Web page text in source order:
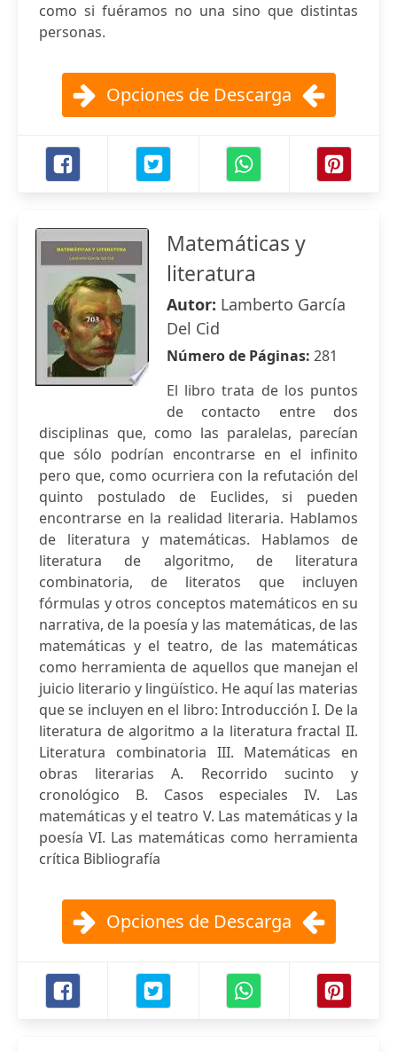
como si fuéramos no una sino que distintas
personas.
Opciones de Descarga
Matemáticas y
literatura
Autor: Lamberto García
Del Cid
Número de Páginas: 281
El libro trata de los puntos
de contacto entre dos
disciplinas que, como las paralelas, parecían
que sólo podrían encontrarse en el infinito
pero que, como ocurriera con la refutación del
quinto postulado de Euclides, si pueden
encontrarse en la realidad literaria. Hablamos
de literatura y matemáticas. Hablamos de
literatura de algoritmo, de literatura
combinatoria, de literatos que incluyen
fórmulas y otros conceptos matemáticos en su
narrativa, de la poesía y las matemáticas, de las
matemáticas y el teatro, de las matemáticas
como herramienta de aquellos que manejan el
juicio literario y lingüístico. He aquí las materias
que se incluyen en el libro: Introducción I. De la
literatura de algoritmo a la literatura fractal II.
Literatura combinatoria III. Matemáticas en
obras literarias A. Recorrido sucinto y
cronológico B. Casos especiales IV. Las
matemáticas y el teatro V. Las matemáticas y la
poesía VI. Las matemáticas como herramienta
crítica Bibliografía
Opciones de Descarga